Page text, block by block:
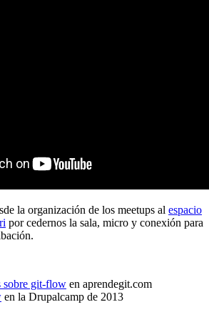
la organización de los meetups al espacio
por cedernos la sala, micro y conexión para
sobre git-flow en aprendegit.com
en la Drupalcamp de 2013